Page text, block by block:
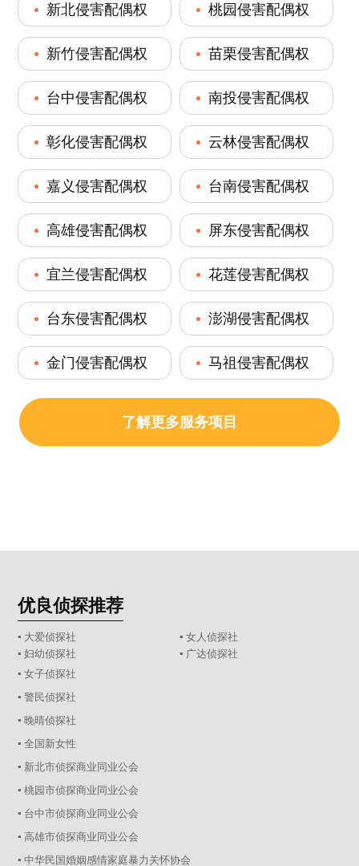
新北侵害配偶权 桃园侵害配偶权
新竹侵害配偶权 苗栗侵害配偶权
台中侵害配偶权 南投侵害配偶权
彰化侵害配偶权 云林侵害配偶权
嘉义侵害配偶权 台南侵害配偶权
高雄侵害配偶权 屏东侵害配偶权
宜兰侵害配偶权 花莲侵害配偶权
台东侵害配偶权 澎湖侵害配偶权
金门侵害配偶权 马祖侵害配偶权
了解更多服务项目
优良侦探推荐
▪ 大爱侦探社
▪ 女人侦探社
▪ 妇幼侦探社
▪ 广达侦探社
▪ 女子侦探社
▪ 警民侦探社
▪ 晚晴侦探社
▪ 全国新女性
▪ 新北市侦探商业同业公会
▪ 桃园市侦探商业同业公会
▪ 台中市侦探商业同业公会
▪ 高雄市侦探商业同业公会
▪ 中华民国婚姻感情家庭暴力关怀协会